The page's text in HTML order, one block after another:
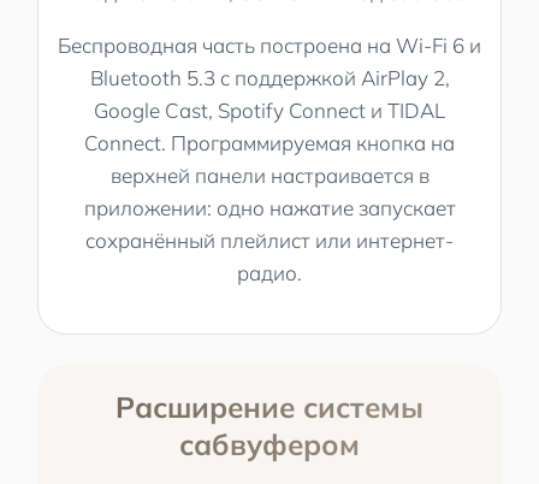
Беспроводная часть построена на Wi-Fi 6 и
Bluetooth 5.3 с поддержкой AirPlay 2,
Google Cast, Spotify Connect и TIDAL
Connect. Программируемая кнопка на
верхней панели настраивается в
приложении: одно нажатие запускает
сохранённый плейлист или интернет-
радио.
Расширение системы
сабвуфером